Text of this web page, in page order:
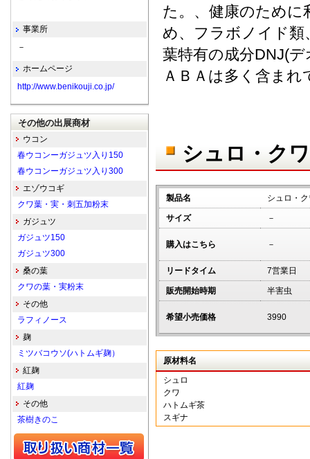
た。、健康のため
め、フラボノイド類
葉特有の成分DNJ(
ＡＢＡは多く含まれ
シュロ・ク
製品名 シュロ・
サイズ －
購入はこちら －
リードタイム 7営業日
販売開始時期 半害虫
希望小売価格 3990
原材料名
シュロ
クワ
ハトムギ茶
スギナ
事業所
－
ホームページ
http://www.benikouji.co.jp/
その他の出展商材
ウコン
春ウコンーガジュツ入り150
春ウコンーガジュツ入り300
エゾウコギ
クワ葉・実・刺五加粉末
ガジュツ
ガジュツ150
ガジュツ300
桑の葉
クワの葉・実粉末
その他
ラフィノース
麹
ミツバコウソ(ハトムギ麹）
紅麹
紅麹
その他
茶樹きのこ